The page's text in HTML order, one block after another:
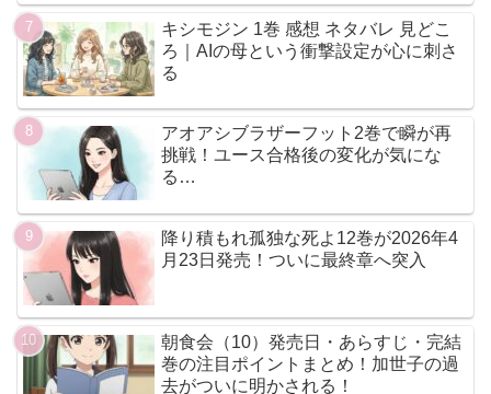
キシモジン 1巻 感想 ネタバレ 見どこ
ろ｜AIの母という衝撃設定が心に刺さ
る
アオアシブラザーフット2巻で瞬が再
挑戦！ユース合格後の変化が気にな
る…
降り積もれ孤独な死よ12巻が2026年4
月23日発売！ついに最終章へ突入
朝食会（10）発売日・あらすじ・完結
巻の注目ポイントまとめ！加世子の過
去がついに明かされる！